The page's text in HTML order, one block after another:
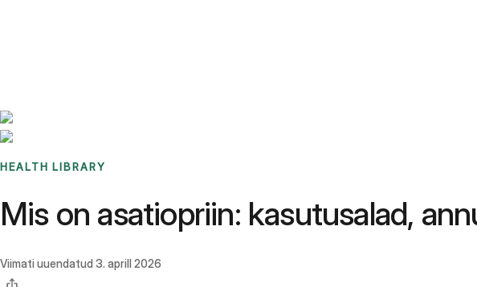
HEALTH LIBRARY
Mis on asatiopriin: kasutusalad,
Viimati uuendatud 3. aprill 2026